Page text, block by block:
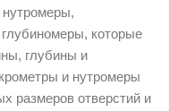
которые
глубины и
и нутромеры
размеров отверстий и